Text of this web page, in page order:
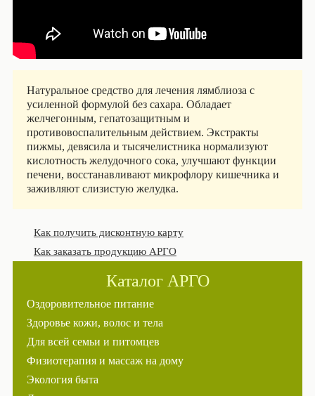
Натуральное средство для лечения лямблиоза с
усиленной формулой без сахара. Обладает
желчегонным, гепатозащитным и
противовоспалительным действием. Экстракты
пижмы, девясила и тысячелистника нормализуют
кислотность желудочного сока, улучшают функции
печени, восстанавливают микрофлору кишечника и
заживляют слизистую желудка.
Как получить дисконтную карту
Как заказать продукцию АРГО
Каталог АРГО
Оздоровительное питание
Здоровье кожи, волос и тела
Для всей семьи и питомцев
Физиотерапия и массаж на дому
Экология быта